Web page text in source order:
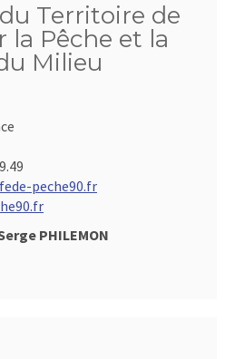
Territoire de
la Pêche et la
Milieu
peche90.fr
PHILEMON